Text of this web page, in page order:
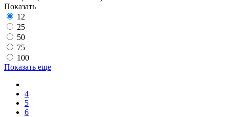
Показать
12
25
50
75
100
Показать еще
4
5
6